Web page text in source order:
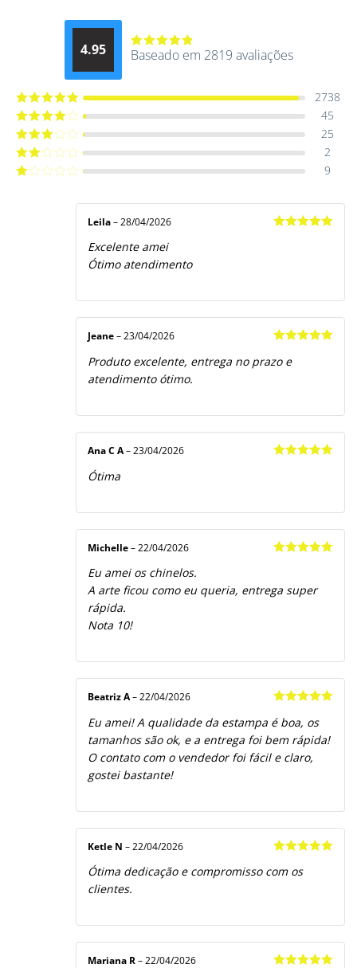
4.95
Avaliação
Baseado em 2819 avaliações
Avaliação5
de 5
2738
Avaliação
4 de 5
45
Avaliação
3 de 5
25
Avaliação
2 de
2
9
Leila – 28/04/2026
Excelente amei
Ótimo atendimento
de 5
Jeane – 23/04/2026
Produto excelente, entrega no prazo e
atendimento ótimo.
Ana C A – 23/04/2026
Ótima
Michelle – 22/04/2026
Eu amei os chinelos.
A arte ficou como eu queria, entrega super
rápida.
Nota 10!
de 5
Beatriz A– 22/04/2026
Eu amei! A qualidade da estampa é boa, os
tamanhos são ok, e a entrega foi bem rápida!
O contato com o vendedor foi fácil e claro,
gostei bastante!
de 5
Ketle N – 22/04/2026
Ótima dedicação e compromisso com os
clientes.
Mariana R – 22/04/2026